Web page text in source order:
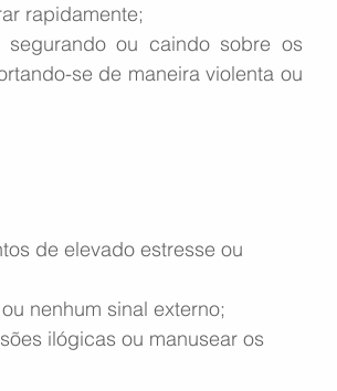
rapidamente;
se de maneira violenta ou
nenhum sinal externo;